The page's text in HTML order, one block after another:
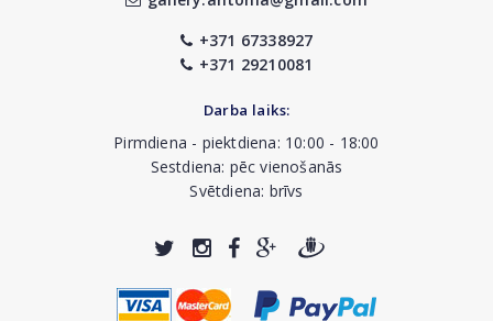
+371 67338927
+371 29210081
Darba laiks:
Pirmdiena - piektdiena: 10:00 - 18:00
Sestdiena: pēc vienošanās
Svētdiena: brīvs